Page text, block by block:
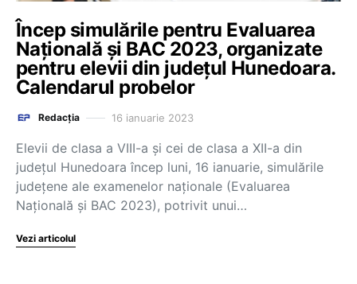
Încep simulările pentru Evaluarea
Națională și BAC 2023, organizate
pentru elevii din județul Hunedoara.
Calendarul probelor
Redacția 16 ianuarie 2023
Elevii de clasa a VIII-a și cei de clasa a XII-a din
județul Hunedoara încep luni, 16 ianuarie, simulările
județene ale examenelor naționale (Evaluarea
Națională și BAC 2023), potrivit unui…
Vezi articolul